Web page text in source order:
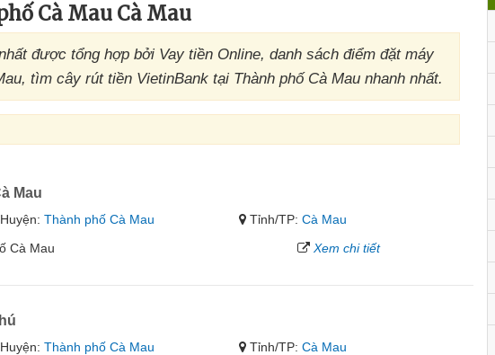
Cà Mau Cà Mau
được tổng hợp bởi Vay tiền Online, danh sách điểm đặt máy
tìm cây rút tiền VietinBank tại Thành phố Cà Mau nhanh nhất.
Mau
Thành phố Cà Mau Tỉnh/TP:Cà Mau
Cà Mau
Xem chi tiết
Thành phố Cà Mau Tỉnh/TP:Cà Mau